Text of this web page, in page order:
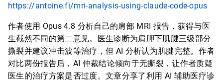
https://antoine.fi/mri-analysis-using-claude-code-opus
作者使用 Opus 4.8 分析自己的肩部 MRI 报告，获得与医
生截然不同的第二意见。医生诊断为肩胛下肌腱三级部分
撕裂并建议冲击波等治疗，但 AI 分析认为肌腱完整。作者
对比两份报告后，AI 仲裁结论倾向于无撕裂，让作者质疑
医生的治疗方案是否过度。文章分享了利用 AI 辅助医疗诊